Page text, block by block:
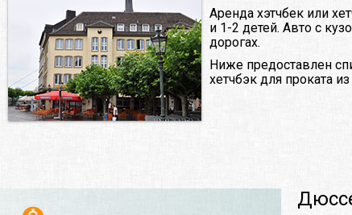
Аренда хэтчбек или
и 1-2 детей. Авто с
дорогах.
Ниже предоставлен
хетчбэк для проката